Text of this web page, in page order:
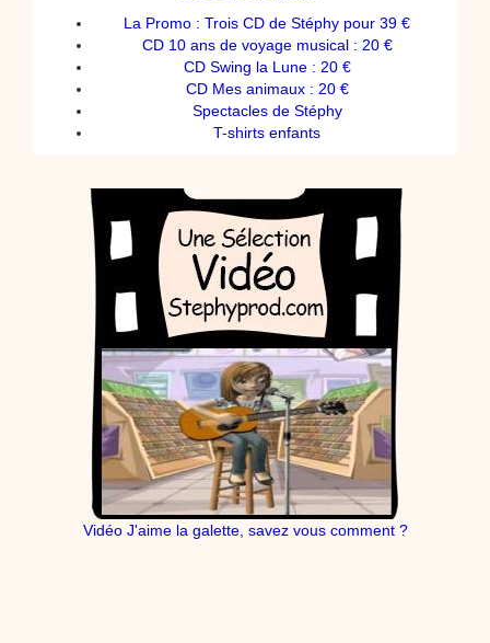
La Promo : Trois CD de Stéphy pour 39 €
CD 10 ans de voyage musical : 20 €
CD Swing la Lune : 20 €
CD Mes animaux : 20 €
Spectacles de Stéphy
T-shirts enfants
Vidéo J'aime la galette, savez vous comment ?